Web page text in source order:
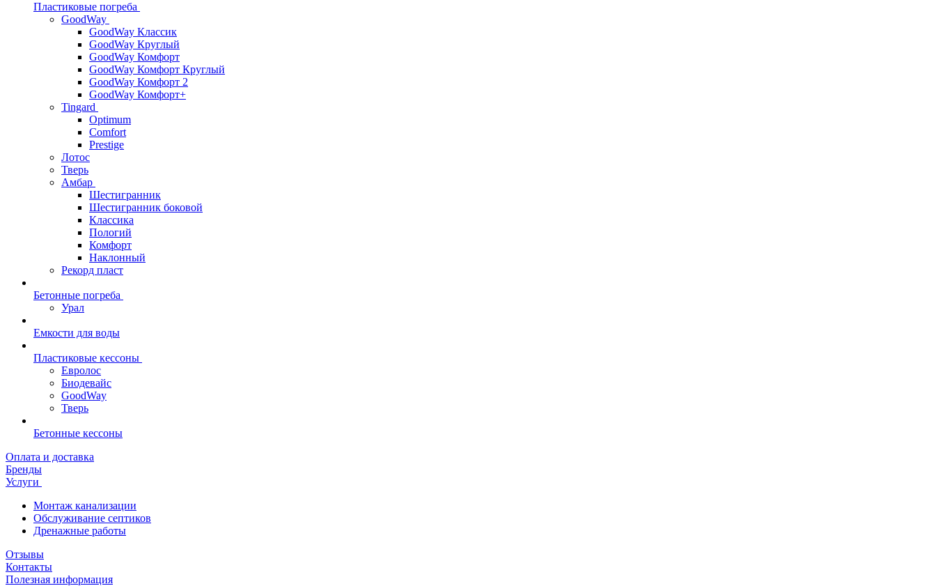
Пластиковые погреба
GoodWay
GoodWay Классик
GoodWay Круглый
GoodWay Комфорт
GoodWay Комфорт Круглый
GoodWay Комфорт 2
GoodWay Комфорт+
Tingard
Optimum
Comfort
Prestige
Лотос
Тверь
Амбар
Шестигранник
Шестигранник боковой
Классика
Пологий
Комфорт
Наклонный
Рекорд пласт
Бетонные погреба
Урал
Емкости для воды
Пластиковые кессоны
Евролос
Биодевайс
GoodWay
Тверь
Бетонные кессоны
Оплата и доставка
Бренды
Услуги
Монтаж канализации
Обслуживание септиков
Дренажные работы
Отзывы
Контакты
Полезная информация